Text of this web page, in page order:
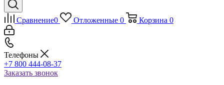
Сравнение0 Отложенные 0 Корзина 0
Телефоны
+7 800 444-08-37
Заказать звонок